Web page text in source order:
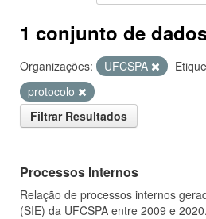
1 conjunto de
Organizações: UFCSPA
protocolo
Filtrar Resultados
Processos Internos
Relação de processos internos
(SIE) da UFCSPA entre 2009 e 2020.